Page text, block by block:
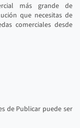
más grande de
que necesitas de
comerciales desde
de Publicar puede ser